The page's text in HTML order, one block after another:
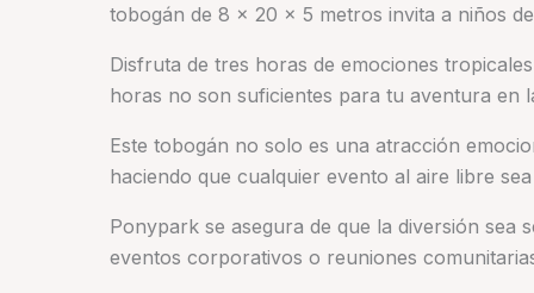
tobogán de 8 x 20 x 5 metros invita a niños
Disfruta de tres horas de emociones
horas no son suficientes para tu aventura en
Este tobogán no solo es una atracción
haciendo que cualquier evento al aire libre
Ponypark se asegura de que la diversión sea
eventos corporativos o reuniones